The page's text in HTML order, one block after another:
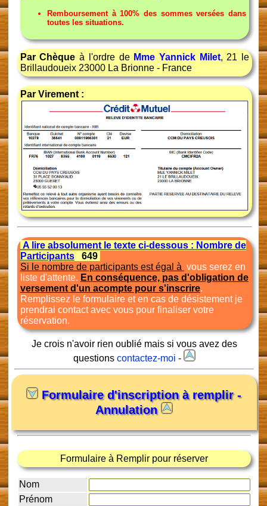
Remboursement à 100% des sommes versées dans
toutes les situations.
Par Chèque à l'ordre de Mme Yannick Milet, 21 le
Brillaudoueix 23000 La Brionne - France
Par Virement :
A lire absolument le texte ci-dessous : Nombre de
Participants: 649
Si le nombre de participants est égal à vous serez en
liste d'attente. En conséquence, pas d'obligation de
versement d'un acompte pour s'inscrire.
Remplissez le formulaire et en cas de désistement je
prendrai contact avec vous pour finaliser votre
réservation.
Je crois n'avoir rien oublié mais si vous avez des
questionscontactez-moi -
Formulaire d'inscription à remplir -
Annulation
Formulaire à Remplir pour réserver
Nom
Prénom